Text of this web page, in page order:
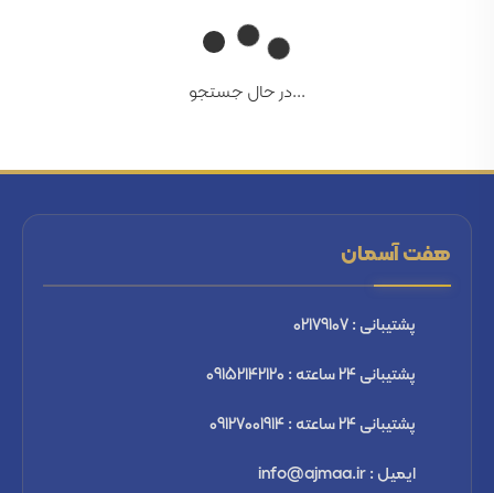
...در حال جستجو
هفت آسمان
پشتیبانی : 02179107
پشتیبانی 24 ساعته : 09152142120
پشتیبانی 24 ساعته : 09127001914
ایمیل : info@ajmaa.ir